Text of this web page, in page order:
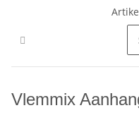
Vlemmix